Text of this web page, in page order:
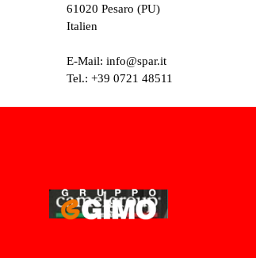
61020 Pesaro (PU)
Italien
E-Mail: info@spar.it
Tel.: +39 0721 48511